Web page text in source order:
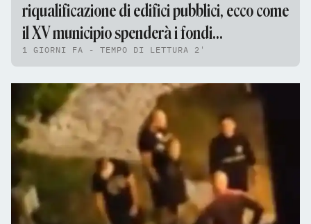
riqualificazione di edifici pubblici, ecco come
il XV municipio spenderà i fondi
dell'assestamento di bilancio
1 GIORNI FA - TEMPO DI LETTURA 2'